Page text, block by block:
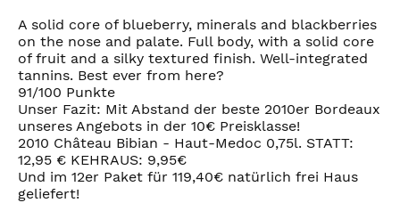
A solid core of blueberry, minerals and blackberries
on the nose and palate. Full body, with a solid core
of fruit and a silky textured finish. Well-integrated
tannins. Best ever from here?
91/100 Punkte
Unser Fazit: Mit Abstand der beste 2010er Bordeaux
unseres Angebots in der 10€ Preisklasse!
2010 Château Bibian - Haut-Medoc 0,75l. STATT:
12,95 € KEHRAUS: 9,95€
Und im 12er Paket für 119,40€ natürlich frei Haus
geliefert!